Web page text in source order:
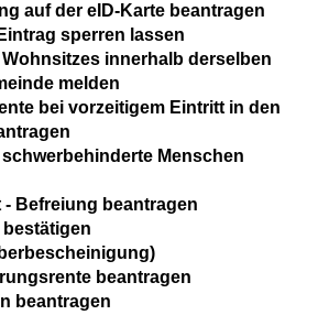
auf der eID-Karte beantragen
sperren lassen
innerhalb derselben
melden
bei vorzeitigem Eintritt in den
Menschen
Befreiung beantragen
beantragen
beantragen